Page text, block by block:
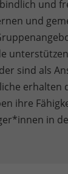
und
und
sind als
ihre
in